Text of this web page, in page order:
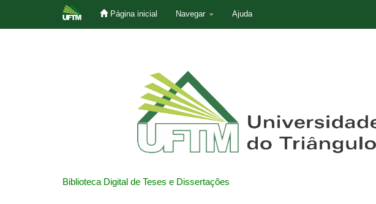
Página inicial Navegar Ajuda
Biblioteca Digital de Teses e Dissertações